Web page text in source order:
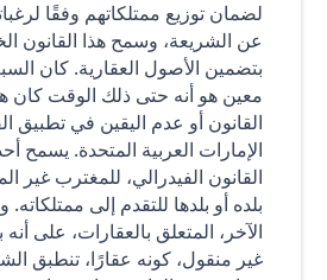
لضمان توزيع ممتلكاتهم وفقًا
عن الشريعة، وسمح هذا القانون
بتضمين الأصول العقارية. كان
معين هو أنه حتى ذلك الوقت
القانون أو عدم اليقين في تطبيق
الإمارات العربية المتحدة. يسمح
القانون الفيدرالي، للمغترب غير
بلده أو بلدها للتقدم إلى
الآخر، المتعلق بالعقارات، على
غير منقول، كونه عقارًا، تنطبق